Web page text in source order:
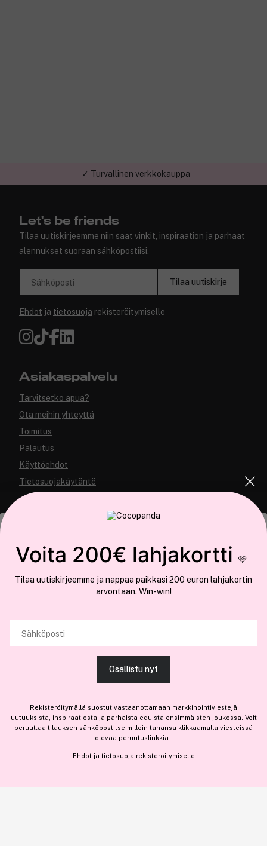
Tämä sivusto käyttää evästeitä
Käytämme evästeitä tarjoamamme sisällön ja mainosten
räätälöimiseen, sosiaalisen median ominaisuuksien tukemiseen ja
käytät sivustoamme. Kumppanimme voivat yhdistää näitä tietoja muihin
✓ Turvallinen verkkokauppa
Let's be friends
Tilaa uutiskirjeemme niin saat vinkit, inspiraation ja parhaat
alennukset suoraan sähköpostiisi.
Sähköposti Tilaa uutiskirje
Ehdot ja tietosuoja rekisteröitymiselle
Asiakaspalvelu
Tarvitsetko apua?
Ota meihin yhteyttä
Toimitus
Palautus
Käyttöehdot
Tietosuojakäytäntö
Meistä
Liity jäseneksi
Olemme osaBrandsdal Group AS
Jos haluat henkilökohtaista neuvoa ammattitason hiustuotteista,
Voita 200€ lahjakortti 🩷
Tilaa uutiskirjeemme ja nappaa paikkasi 200 euron lahjakortin
arvontaan. Win-win!
Sähköposti
Osallistu nyt
Rekisteröitymällä suostut vastaanottamaan markkinointiviestejä
uutuuksista, inspiraatiosta ja parhaista eduista ensimmäisten joukossa. Voit
peruuttaa tilauksen sähköpostitse milloin tahansa klikkaamalla viesteissä
olevaa peruutuslinkkiä.
Ehdotja tietosuoja rekisteröitymiselle